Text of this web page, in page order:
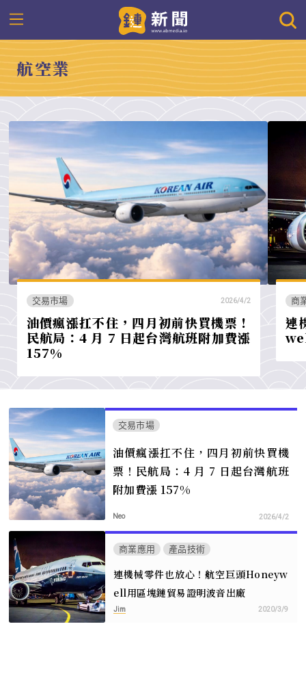
航空業
交易市場 2026/4/2
油價瘋漲扛不住，四月初前快買機票！
民航局：4 月 7 日起台灣航班附加費漲
157%
商
連
交易市場
油價瘋漲扛不住，四月初前快買機
票！民航局：4 月 7 日起台灣航班
附加費漲 157%
Neo 2026/4/2
商業應用 產品技術
連機械零件也放心！航空巨頭Honeyw
ell用區塊鏈貿易證明波音出廠
Jim 2020/3/9